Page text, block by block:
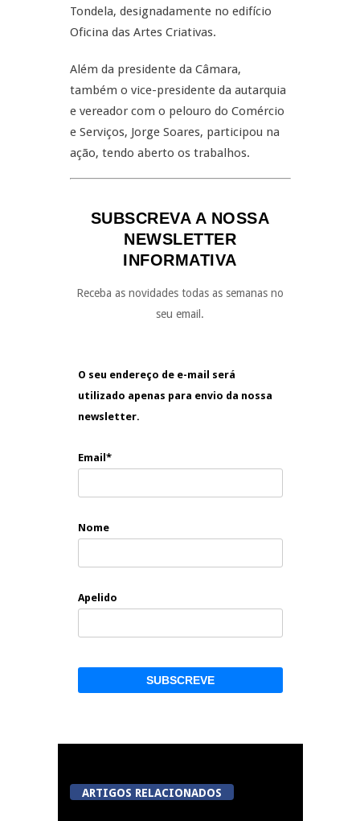
Tondela, designadamente no edifício
Oficina das Artes Criativas.
Além da presidente da Câmara,
também o vice-presidente da autarquia
e vereador com o pelouro do Comércio
e Serviços, Jorge Soares, participou na
ação, tendo aberto os trabalhos.
SUBSCREVA A NOSSA
NEWSLETTER
INFORMATIVA
Receba as novidades todas as semanas no
seu email.
O seu endereço de e-mail será
utilizado apenas para envio da nossa
newsletter.
Email*
Nome
Apelido
ARTIGOS RELACIONADOS